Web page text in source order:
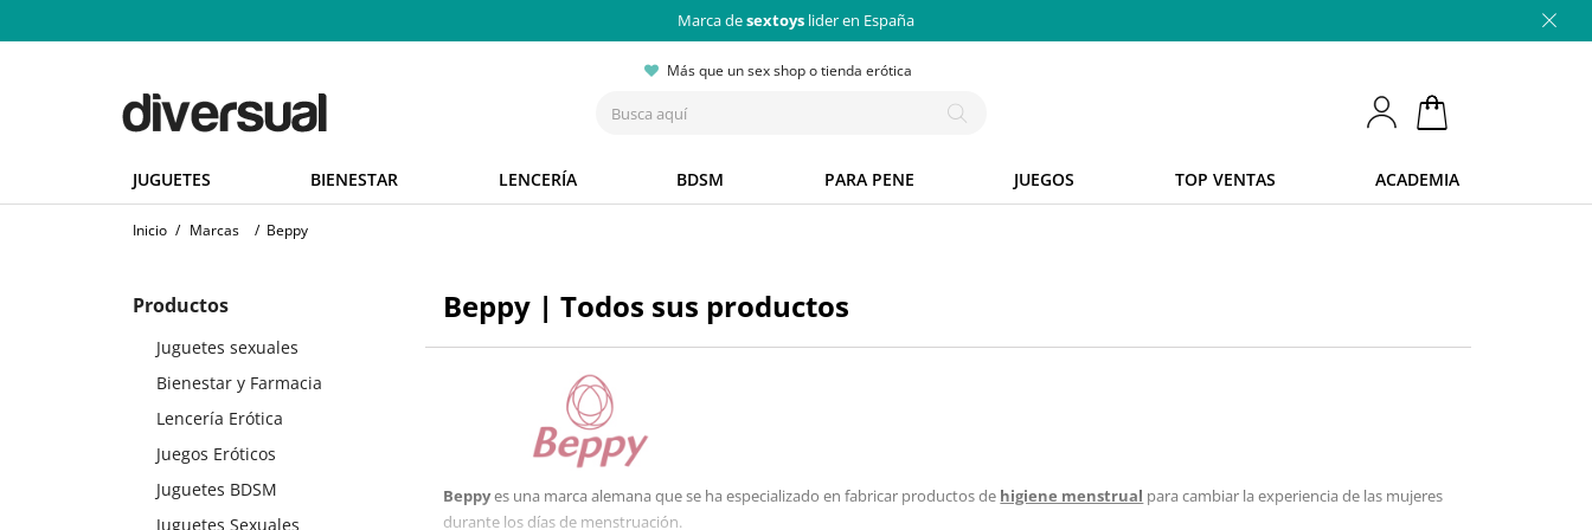
Marca desextoys lider en España
Más que un sex shop o tienda erótica
JUGUETES BIENESTAR LENCERÍA BDSM PARA PENE JUEGOS TOP VENTAS ACADEMIA
Inicio / Marcas / Beppy
Productos
Juguetes sexuales
Bienestar y Farmacia
Lencería Erótica
Juegos Eróticos
Juguetes BDSM
Juguetes Sexuales
Beppy | Todos sus productos
Beppyes una marca alemana que se ha especializado en fabricar productos de higiene menstrual para cambiar la experiencia de las mujeres
durante los días de menstruación.